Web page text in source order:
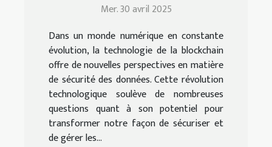
technologies émergentes
Mer. 30 avril 2025
Dans un monde numérique en constante
évolution, la technologie de la blockchain
offre de nouvelles perspectives en matière
de sécurité des données. Cette révolution
technologique soulève de nombreuses
questions quant à son potentiel pour
transformer notre façon de sécuriser et
de gérer les...